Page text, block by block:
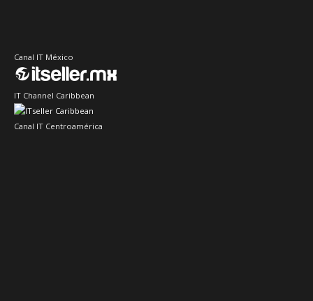
Canal IT México
IT Channel Caribbean
Canal IT Centroamérica